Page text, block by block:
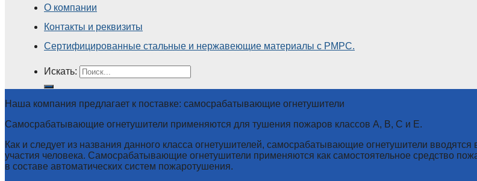
О компании
Контакты и реквизиты
Сертифицированные стальные и нержавеющие материалы с РМРС.
Искать:
Наша компания предлагает к поставке: самосрабатывающие огнетушители
Самосрабатывающие огнетушители применяются для тушения пожаров классов А, В, С и Е.
Как и следует из названия данного класса огнетушителей, самосрабатывающие огнетушители
участия человека. Самосрабатывающие огнетушители применяются как самостоятельное средство
в составе автоматических систем пожаротушения.